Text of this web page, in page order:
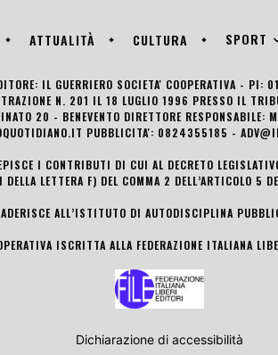
ATTUALITÀ CULTURA SPORT
IL GUERRIERO SOCIETA' COOPERATIVA - PI:
N. 201 IL 18 LUGLIO 1996 PRESSO IL
20 - BENEVENTO DIRETTORE
PUBBLICITA': 0824355185 -
I CONTRIBUTI DI CUI AL DECRETO
LETTERA F) DEL COMMA 2 DELL’ARTICOLO 5
ADERISCE ALL’ISTITUTO DI AUTODISCIPLINA
ISCRITTA ALLA FEDERAZIONE ITALIANA
Dichiarazione di accessibilità